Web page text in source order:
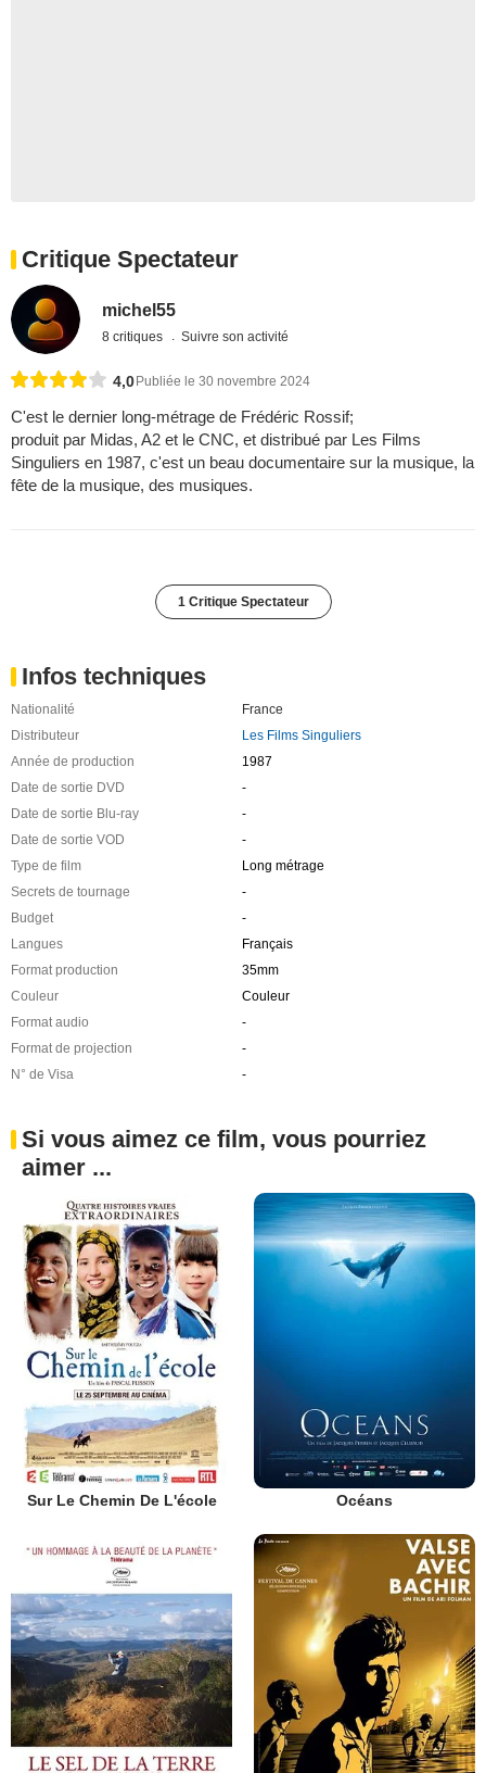
Critique Spectateur
michel55
8 critiques Suivre son activité
4,0 Publiée le 30 novembre 2024
C'est le dernier long-métrage de Frédéric Rossif;
produit par Midas, A2 et le CNC, et distribué par Les Films
Singuliers en 1987, c'est un beau documentaire sur la musique, la
fête de la musique, des musiques.
1 Critique Spectateur
Infos techniques
Nationalité
France
Distributeur
Les Films Singuliers
Année de production
1987
Date de sortie DVD
-
Date de sortie Blu-ray
-
Date de sortie VOD
-
Type de film
Long métrage
Secrets de tournage
-
Budget
-
Langues
Français
Format production
35mm
Couleur
Couleur
Format audio
-
Format de projection
-
N° de Visa
-
Si vous aimez ce film, vous pourriez
aimer ...
Sur Le Chemin De L'école Océans